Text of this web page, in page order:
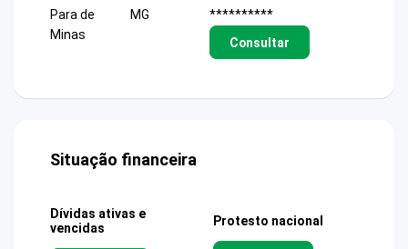
Para de
Minas
MG
**********
Consultar
Situação financeira
Dívidas ativas e
vencidas
Protesto nacional